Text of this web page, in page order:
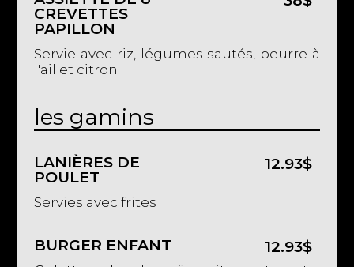
CREVETTES
PAPILLON
Servie avec riz, légumes sautés, beurre à
l'ail et citron
les gamins
LANIÈRES DE
POULET
Servies avec frites
12.93$
BURGER ENFANT 12.93$